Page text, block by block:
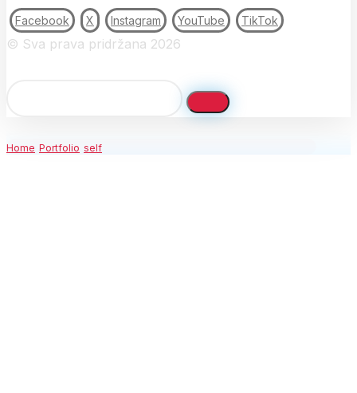
Facebook X Instagram YouTube TikTok
© Sva prava pridržana 2026
Home Portfolio self